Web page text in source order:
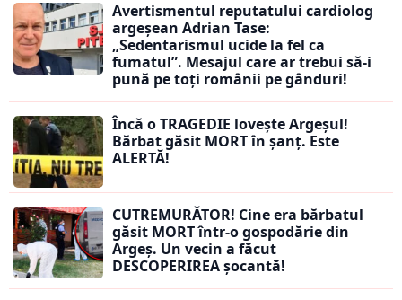
Avertismentul reputatului cardiolog
argeșean Adrian Tase:
„Sedentarismul ucide la fel ca
fumatul”. Mesajul care ar trebui să-i
pună pe toți românii pe gânduri!
Încă o TRAGEDIE lovește Argeșul!
Bărbat găsit MORT în șanț. Este
ALERTĂ!
CUTREMURĂTOR! Cine era bărbatul
găsit MORT într-o gospodărie din
Argeș. Un vecin a făcut
DESCOPERIREA șocantă!